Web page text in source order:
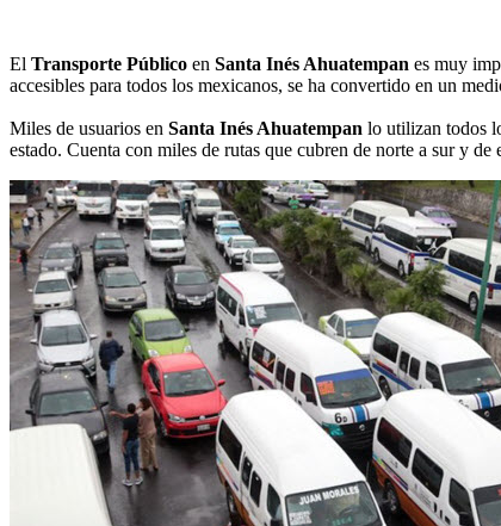
El Transporte Público en Santa Inés Ahuatempan es muy
accesibles para todos los mexicanos, se ha convertido en un
Miles de usuarios en Santa Inés Ahuatempan lo utilizan todos
estado. Cuenta con miles de rutas que cubren de norte a sur y